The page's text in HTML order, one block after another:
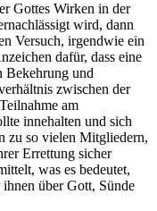
Gottes Wirken in der
wird, dann
Versuch, irgendwie ein
dafür, dass eine
Bekehrung und
zwischen der
am
innehalten und sich
zu so vielen Mitgliedern,
Errettung sicher
was es bedeutet,
über Gott, Sünde